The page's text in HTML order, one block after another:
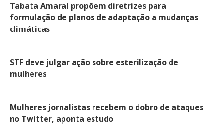
Tabata Amaral propõem diretrizes para
formulação de planos de adaptação a mudanças
climáticas
STF deve julgar ação sobre esterilização de
mulheres
Mulheres jornalistas recebem o dobro de ataques
no Twitter, aponta estudo